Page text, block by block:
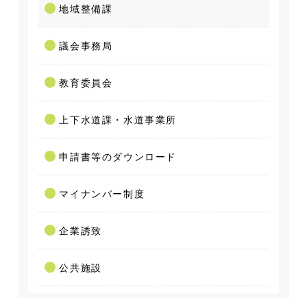
地域整備課
議会事務局
教育委員会
上下水道課・水道事業所
申請書等のダウンロード
マイナンバー制度
企業誘致
公共施設